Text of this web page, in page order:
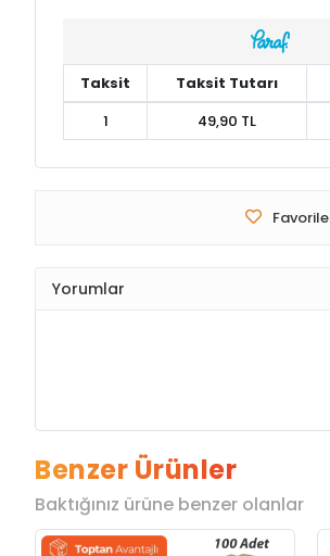
Taksit Taksit Tutarı
1
49,90 TL
Yorumlar
Benzer Ürünler
Baktığınız ürüne benzer olanlar